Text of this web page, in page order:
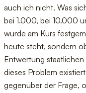
auch ich nicht. Was
bei 1.000, bei 10.000
wurde am Kurs
heute steht, sondern
Entwertung
dieses Problem
gegenüber der Frage,